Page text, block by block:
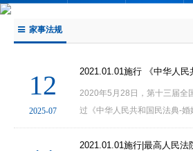
家事法规
12
2025-07
2020年5月28日，第十三届全
过《中华人民共和国民法典-
施行。